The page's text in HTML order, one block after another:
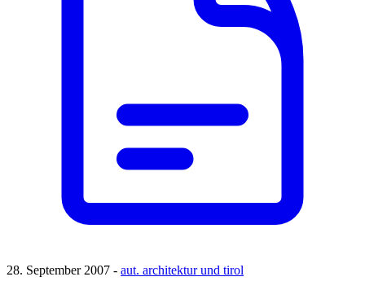
28. September 2007 - aut. architektur und tirol